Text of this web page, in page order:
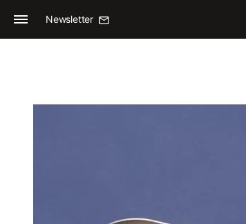
Newsletter